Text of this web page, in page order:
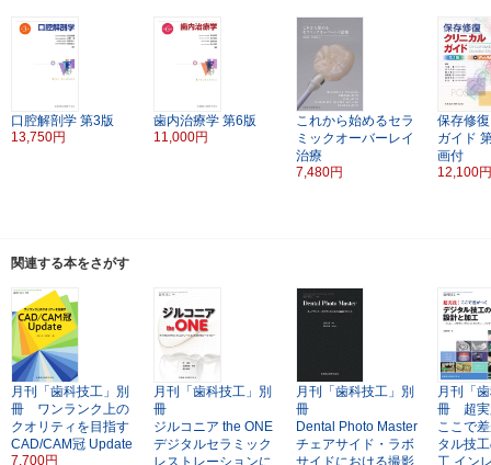
口腔解剖学 第3版
13,750円
歯内治療学 第6版
11,000円
これから始めるセラ
ミックオーバーレイ
治療
7,480円
保存修
ガイド
画付
12,100
関連する本をさがす
月刊「歯科技工」別
冊 ワンランク上の
クオリティを目指す
CAD/CAM冠 Update
7,700円
月刊「歯科技工」別
冊
ジルコニア the ONE
デジタルセラミック
レストレーションに
月刊「歯科技工」別
冊
Dental Photo Master
チェアサイド・ラボ
サイドにおける撮影
月刊「
冊 超実
ここで
タル技
工 イン